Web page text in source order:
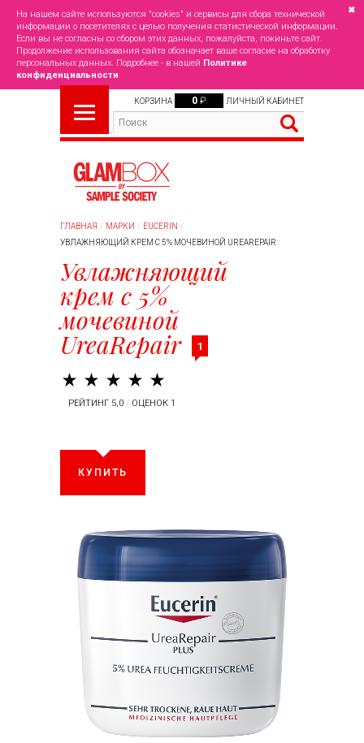
На нашем сайте используются "cookies" и сервисы для сбора технической
информации о посетителях с целью получения статистической информации.
Если вы не согласны со сбором этих данных, пожалуйста, покиньте сайт.
Продолжение использования сайта обозначает ваше согласие на обработку
персональных данных. Подробнее - в нашей Политике
конфиденциальности
✖
КОРЗИНА 0 ₽ ЛИЧНЫЙ КАБИНЕТ
ГЛАВНАЯ МАРКИ
EUCERIN
УВЛАЖНЯЮЩИЙ КРЕМ С 5% МОЧЕВИНОЙ UREAREPAIR
Увлажняющий
крем с 5%
мочевиной
UreaRepair 1
РЕЙТИНГ 5,0 / ОЦЕНОК 1
КУПИТЬ